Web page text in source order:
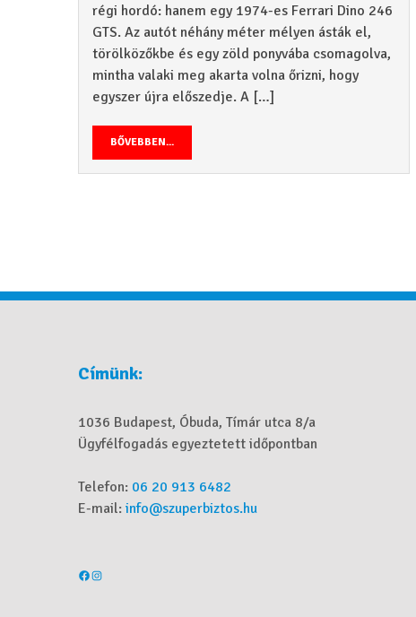
régi hordó: hanem egy 1974-es Ferrari Dino 246
GTS. Az autót néhány méter mélyen ásták el,
törölközőkbe és egy zöld ponyvába csomagolva,
mintha valaki meg akarta volna őrizni, hogy
egyszer újra előszedje. A […]
BŐVEBBEN...
Címünk:
1036 Budapest, Óbuda, Tímár utca 8/a
Ügyfélfogadás egyeztetett időpontban
Telefon: 06 20 913 6482
E-mail: info@szuperbiztos.hu